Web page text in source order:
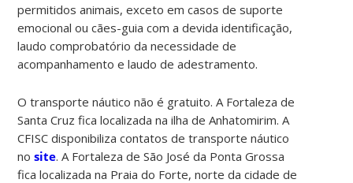
permitidos animais, exceto em casos de suporte
emocional ou cães-guia com a devida identificação,
laudo comprobatório da necessidade de
acompanhamento e laudo de adestramento.
O transporte náutico não é gratuito. A Fortaleza de
Santa Cruz fica localizada na ilha de Anhatomirim. A
CFISC disponibiliza contatos de transporte náutico
nosite. A Fortaleza de São José da Ponta Grossa
fica localizada na Praia do Forte, norte da cidade de